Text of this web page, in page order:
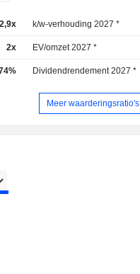
k/w-verhouding 2027 *
2x EV/omzet 2027 *
Dividendrendement 2027 *
Meer waarderingsratio's